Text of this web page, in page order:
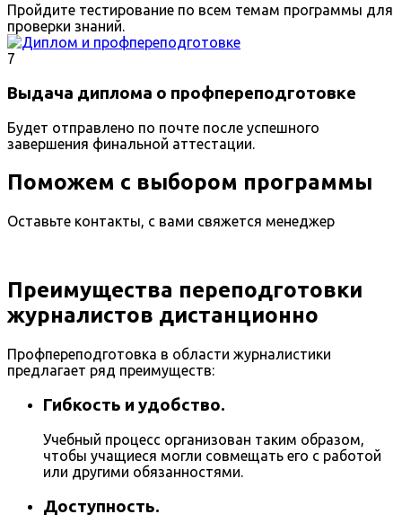
Пройдите тестирование по всем темам программы для
проверки знаний.
7
Выдача диплома о профпереподготовке
Будет отправлено по почте после успешного
завершения финальной аттестации.
Поможем с выбором программы
Оставьте контакты, с вами свяжется менеджер
Преимущества переподготовки
журналистов дистанционно
Профпереподготовка в области журналистики
предлагает ряд преимуществ:
Гибкость и удобство.
Учебный процесс организован таким образом,
чтобы учащиеся могли совмещать его с работой
или другими обязанностями.
Доступность.